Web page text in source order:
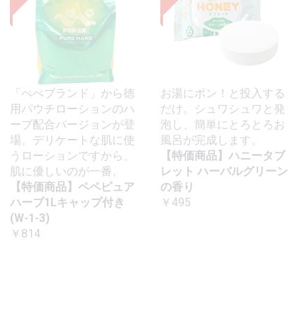
「ぺぺブランド」から徳
用パウチローションのハ
ーブ配合バージョンが登
場。デリケートな肌に使
うローションですから、
肌に優しいのが一番。
【特価商品】ペペピュア
ハーブ1Lキャップ付き
(W-1-3)
￥814
お湯にポン！と投入する
だけ。シュワシュワと発
泡し、簡単にとろとろお
風呂が完成します。
【特価商品】ハニータブ
レット ハーバルグリーン
の香り
￥495